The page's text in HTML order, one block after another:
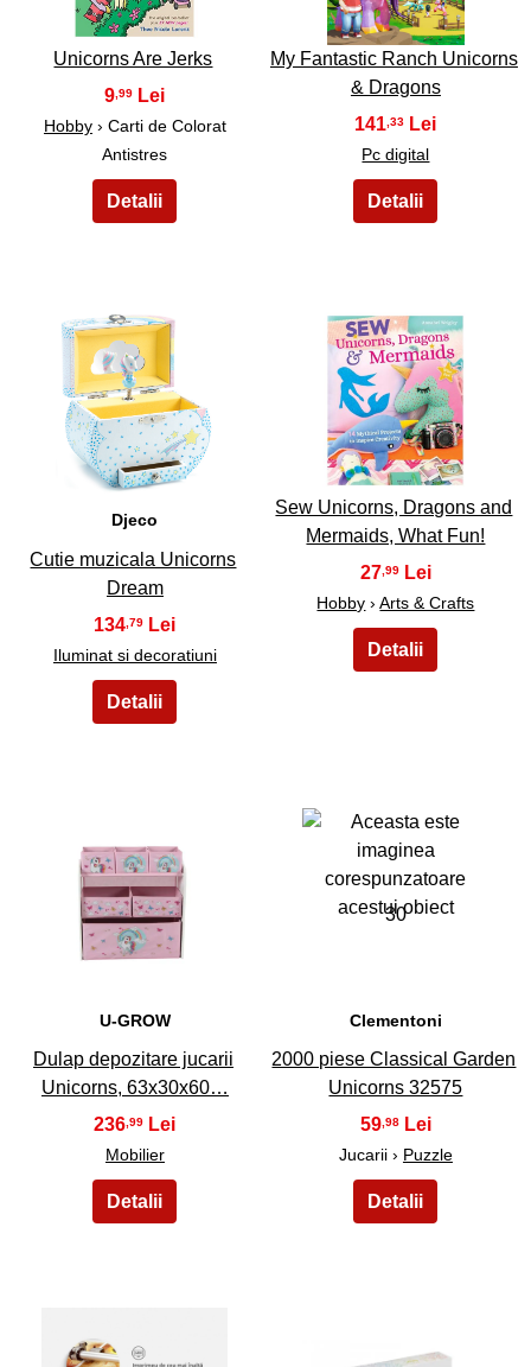
Unicorns Are Jerks
9 ,99
Hobby› Carti de Colorat
Antistres
My Fantastic Ranch Unicorns
& Dragons
141 ,33
Pc digital
27
Djeco
Cutie muzicala Unicorns
Dream
134 ,79
Iluminat si decoratiuni
28
Sew Unicorns, Dragons and
Mermaids, What Fun!
27,99
Hobby ›Arts & Crafts
29
U-GROW
Dulap depozitare jucarii
Unicorns, 63x30x60…
236 ,99
Mobilier
30
Clementoni
2000 piese Classical Garden
Unicorns 32575
59,98
Jucarii › Puzzle